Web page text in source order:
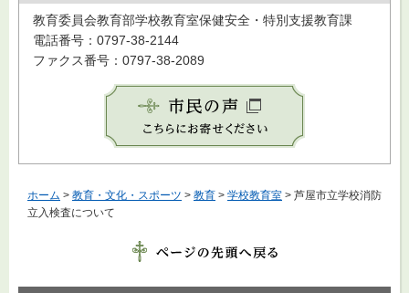
教育委員会教育部学校教育室保健安全・特別支援教育課
電話番号：0797-38-2144
ファクス番号：0797-38-2089
ホーム > 教育・文化・スポーツ > 教育 > 学校教育室 > 芦屋市立学校消防
立入検査について